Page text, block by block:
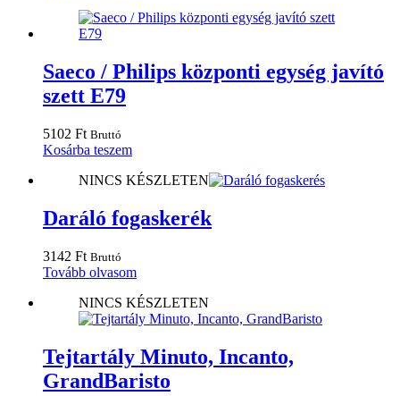
Saeco / Philips központi egység javító
szett E79
5102 Ft Bruttó
Kosárba teszem
NINCS KÉSZLETEN
Daráló fogaskerék
3142 Ft Bruttó
Tovább olvasom
NINCS KÉSZLETEN
Tejtartály Minuto, Incanto,
GrandBaristo